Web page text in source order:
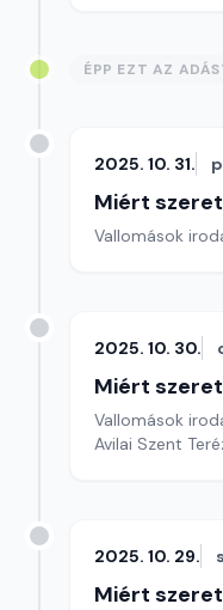
ÉPP EZT AZ
2025. 10. 31.
Miért
Vallomások
2025. 10. 30.
Miért
Vallomások
Avilai Szent
2025. 10. 29.
Miért